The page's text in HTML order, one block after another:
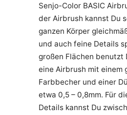
Senjo-Color BASIC
der Airbrush kannst Du
ganzen Körper
und auch feine Details
großen Flächen benutzt
eine Airbrush mit einem
Farbbecher und einer
etwa 0,5 – 0,8mm. Für
Details kannst Du